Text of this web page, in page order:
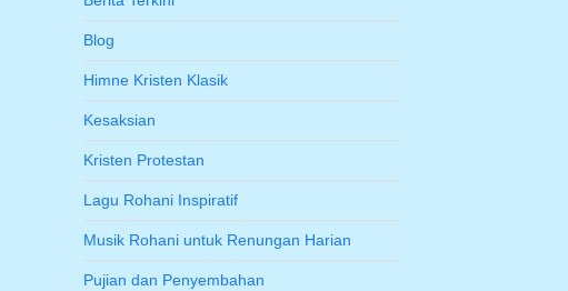
Blog
Himne Kristen Klasik
Kesaksian
Kristen Protestan
Lagu Rohani Inspiratif
Musik Rohani untuk Renungan Harian
Pujian dan Penyembahan